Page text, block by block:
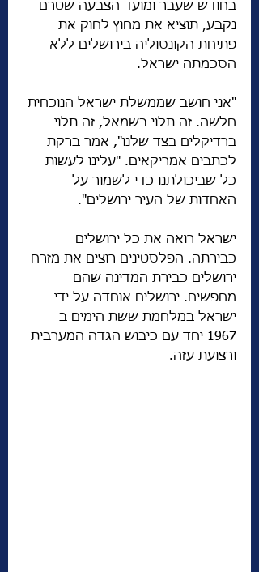
בחודש שעבר ומועד הצבעה שטרם
נקבע, תוציא את מחוץ לחוק את
פתיחת הקונסוליה בירושלים ללא
הסכמתה ישראל.
"אני חושב שממשלת ישראל הנוכחית
חלשה. זה תלוי בשמאל, זה תלוי
ברדיקלים בצד שלנו", אמר ברקת
לכתבים אמריקאים. "עלינו לעשות
כל שביכולתנו כדי לשמור על
האחדות של העיר ירושלים".
ישראל רואה את כל ירושלים
כבירתה. הפלסטינים רוצים את מזרח
ירושלים כבירת המדינה שהם
מחפשים. ירושלים אוחדה על ידי
ישראל במלחמת ששת הימים ב
1967 יחד עם כיבוש הגדה המערבית
ורצועת עזה.